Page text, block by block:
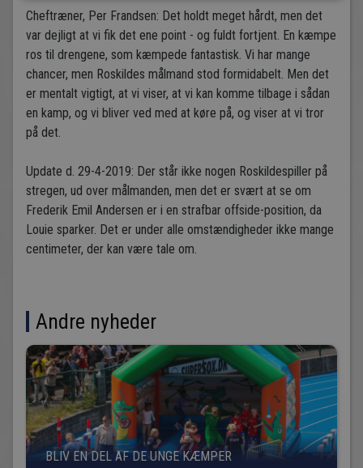
Cheftræner, Per Frandsen: Det holdt meget hårdt, men det
var dejligt at vi fik det ene point - og fuldt fortjent. En kæmpe
ros til drengene, som kæmpede fantastisk. Vi har mange
chancer, men Roskildes målmand stod formidabelt. Men det
er mentalt vigtigt, at vi viser, at vi kan komme tilbage i sådan
en kamp, og vi bliver ved med at køre på, og viser at vi tror
på det.
Update d. 29-4-2019: Der står ikke nogen Roskildespiller på
stregen, ud over målmanden, men det er svært at se om
Frederik Emil Andersen er i en strafbar offside-position, da
Louie sparker. Det er under alle omstændigheder ikke mange
centimeter, der kan være tale om.
Andre nyheder
BLIV EN DEL AF DE UNGE KÆMPER